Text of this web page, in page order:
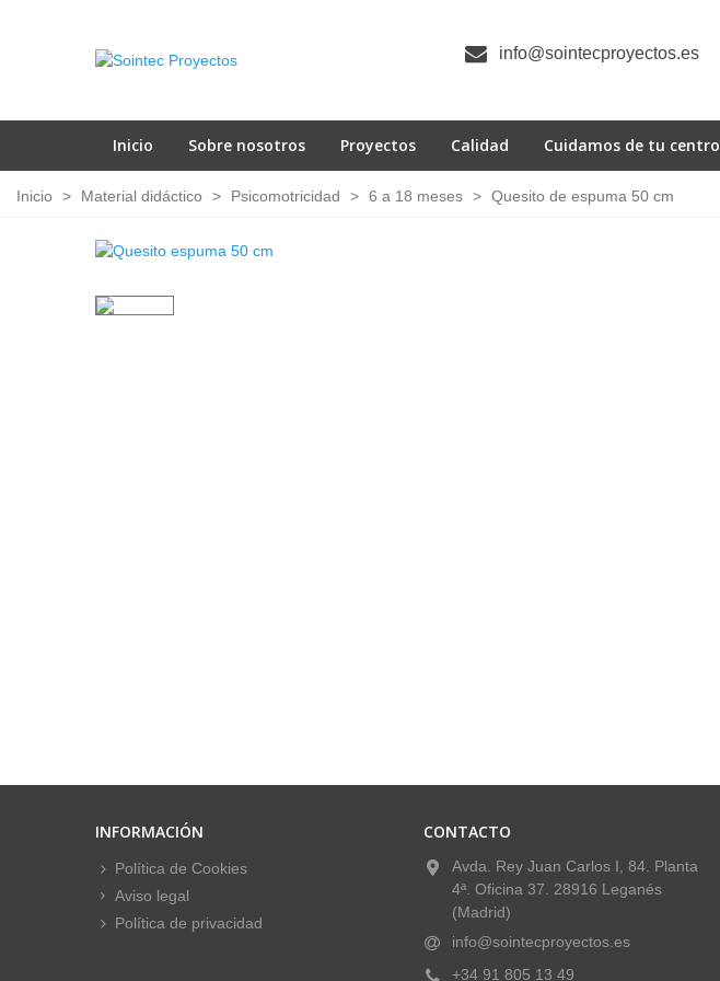
info@sointecproyectos.es
Inicio Sobre nosotros Proyectos Calidad Cuidamos de tu centro
Inicio > Material didáctico > Psicomotricidad > 6 a 18 meses > Quesito de espuma 50 cm
INFORMACIÓN
Política de Cookies
Aviso legal
Política de privacidad
CONTACTO
Avda. Rey Juan Carlos I, 84. Planta
4ª. Oficina 37. 28916 Leganés
(Madrid)
info@sointecproyectos.es
+34 91 805 13 49